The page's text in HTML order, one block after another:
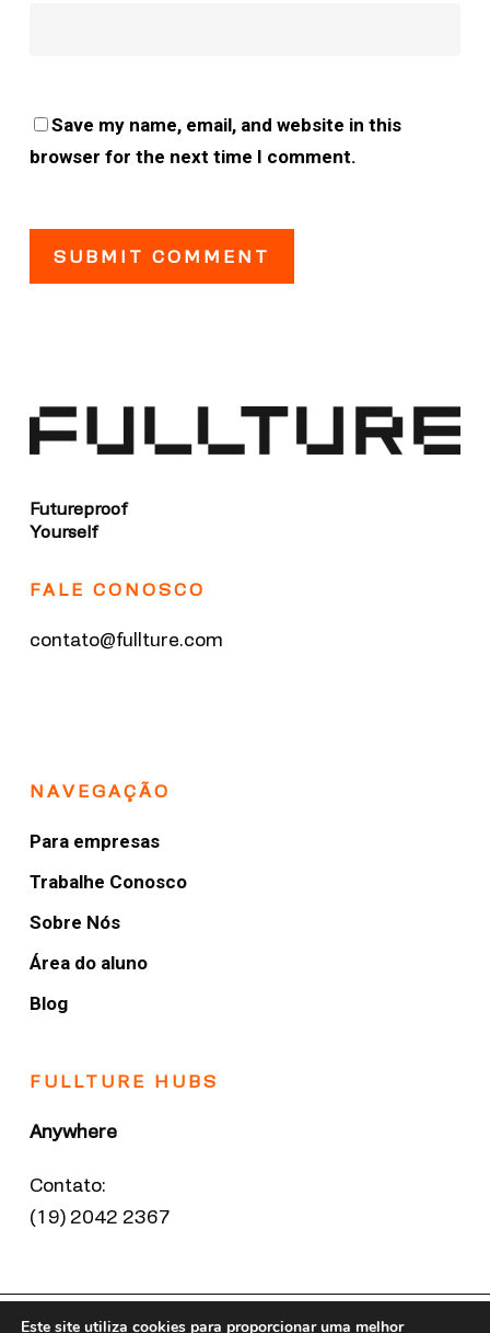
Save my name, email, and website in this
browser for the next time I comment.
Futureproof
Yourself
FALE CONOSCO
contato@fullture.com
NAVEGAÇÃO
Para empresas
Trabalhe Conosco
Sobre Nós
Área do aluno
Blog
FULLTURE HUBS
Anywhere
Contato:
(19) 2042 2367
Este site utiliza cookies para proporcionar uma melhor